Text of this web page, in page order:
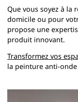
Que vous soyez à la
domicile ou pour
propose une
produit innovant.
Transformez vos
la peinture anti-